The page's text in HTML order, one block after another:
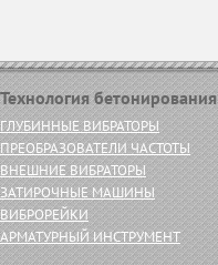
Технология бетонирования
ГЛУБИННЫЕ ВИБРАТОРЫ
ПРЕОБРАЗОВАТЕЛИ ЧАСТОТЫ
ВНЕШНИЕ ВИБРАТОРЫ
ЗАТИРОЧНЫЕ МАШИНЫ
ВИБРОРЕЙКИ
АРМАТУРНЫЙ ИНСТРУМЕНТ